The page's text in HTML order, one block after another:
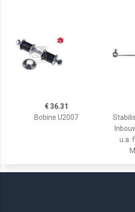
€ 36.31
Bobine U2007
u.a.